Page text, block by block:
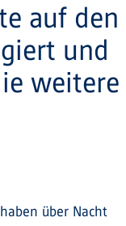
auf den
und
weitere
über Nacht